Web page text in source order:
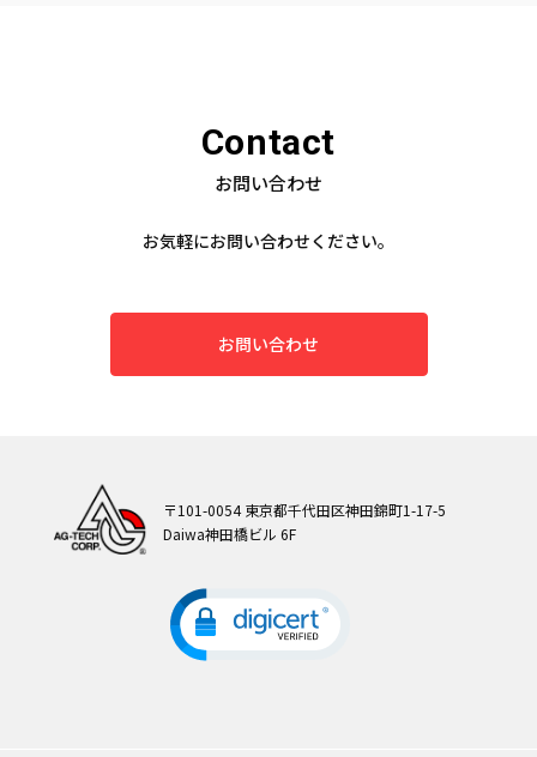
Contact
お問い合わせ
お気軽にお問い合わせください。
お問い合わせ
〒101-0054 東京都千代田区神田錦町1-17-5
Daiwa神田橋ビル 6F